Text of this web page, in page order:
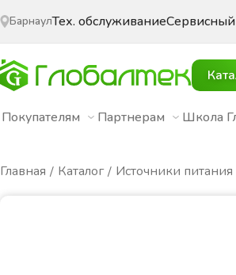
БарнаулТех. обслуживание
Покупателям Партнерам Школа
Главная Каталог Источники